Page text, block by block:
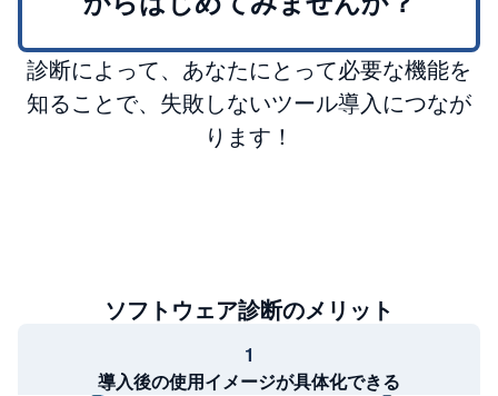
診断によって、あなたにとって必要な機能を
知ることで、失敗しないツール導入につなが
ります！
ソフトウェア診断のメリット
1
導入後の使用イメージが具体化できる